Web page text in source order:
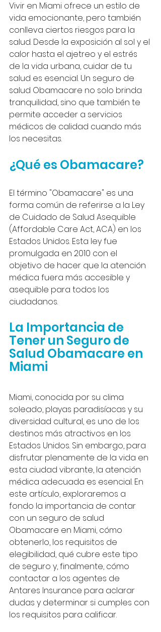
Vivir en Miami ofrece un estilo de
vida emocionante, pero también
conlleva ciertos riesgos para la
salud. Desde la exposición al sol y el
calor hasta el ajetreo y el estrés
de la vida urbana, cuidar de tu
salud es esencial. Un seguro de
salud Obamacare no solo brinda
tranquilidad, sino que también te
permite acceder a servicios
médicos de calidad cuando más
los necesitas.
¿Qué es Obamacare?
El término "Obamacare" es una
forma común de referirse a la Ley
de Cuidado de Salud Asequible
(Affordable Care Act, ACA) en los
Estados Unidos. Esta ley fue
promulgada en 2010 con el
objetivo de hacer que la atención
médica fuera más accesible y
asequible para todos los
ciudadanos.
La Importancia de
Tener un Seguro de
Salud Obamacare en
Miami
Miami, conocida por su clima
soleado, playas paradisíacas y su
diversidad cultural, es uno de los
destinos más atractivos en los
Estados Unidos. Sin embargo, para
disfrutar plenamente de la vida en
esta ciudad vibrante, la atención
médica adecuada es esencial. En
este artículo, exploraremos a
fondo la importancia de contar
con un seguro de salud
Obamacare en Miami, cómo
obtenerlo, los requisitos de
elegibilidad, qué cubre este tipo
de seguro y, finalmente, cómo
contactar a los agentes de
Antares Insurance para aclarar
dudas y determinar si cumples con
los requisitos para calificar.